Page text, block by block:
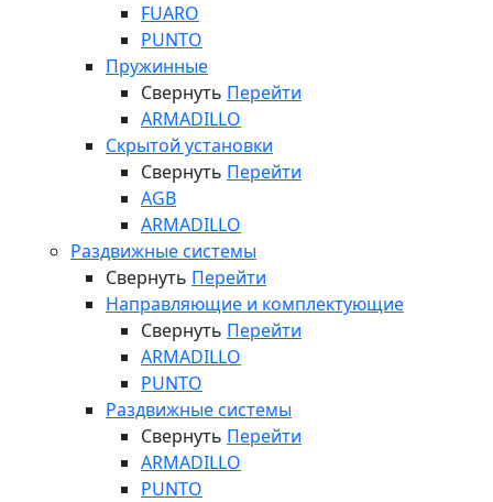
FUARO
PUNTO
Пружинные
Свернуть Перейти
ARMADILLO
Скрытой установки
Свернуть Перейти
AGB
ARMADILLO
Раздвижные системы
Свернуть Перейти
Направляющие и комплектующие
Свернуть Перейти
ARMADILLO
PUNTO
Раздвижные системы
Свернуть Перейти
ARMADILLO
PUNTO